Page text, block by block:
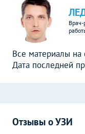
Врач-
Все материалы на
Дата последней
Отзывы о УЗИ